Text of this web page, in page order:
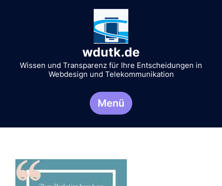
wdutk.de
Wissen und Transparenz für Ihre Entscheidungen in
Webdesign und Telekommunikation
Menü